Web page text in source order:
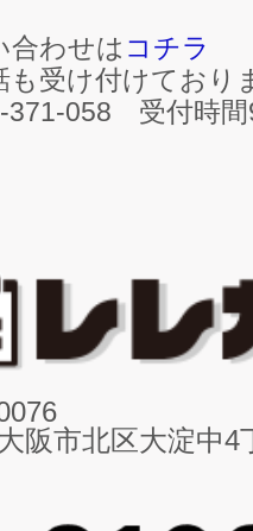
合わせは コチラ
も受け付けており
058 受付時間
阪市北区大淀中4